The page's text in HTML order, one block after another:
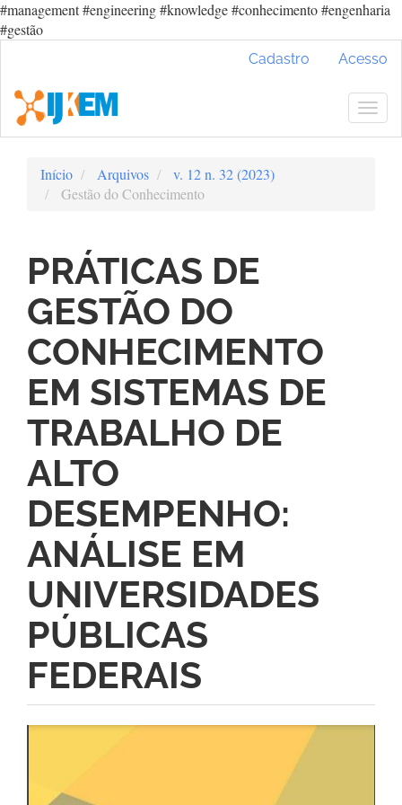
#management #engineering #knowledge #conhecimento #engenharia
#gestão
Conteúdo
principal
Barra
Cadastro Acesso
Início Arquivos
v. 12 n. 32 (2023)
Gestão do Conhecimento
PRÁTICAS DE
GESTÃO DO
CONHECIMENTO
EM SISTEMAS DE
TRABALHO DE
ALTO
DESEMPENHO:
ANÁLISE EM
UNIVERSIDADES
PÚBLICAS
FEDERAIS